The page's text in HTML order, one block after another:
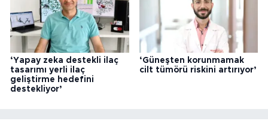
‘Yapay zeka destekli ilaç
tasarımı yerli ilaç
geliştirme hedefini
destekliyor’
‘Güneşten korunmamak
cilt tümörü riskini artırıyor’